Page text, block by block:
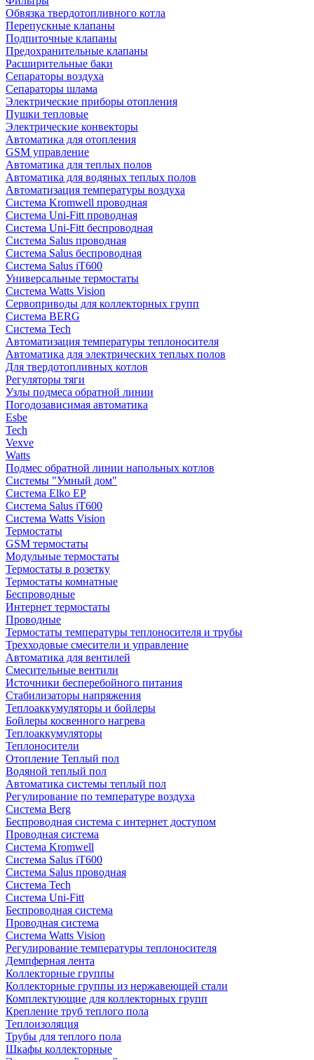
Обвязка твердотопливного котла
Перепускные клапаны
Подпиточные клапаны
Предохранительные клапаны
Расширительные баки
Сепараторы воздуха
Сепараторы шлама
Электрические приборы отопления
Пушки тепловые
Электрические конвекторы
Автоматика для отопления
GSM управление
Автоматика для теплых полов
Автоматика для водяных теплых полов
Автоматизация температуры воздуха
Система Kromwell проводная
Система Uni-Fitt проводная
Система Uni-Fitt беспроводная
Система Salus проводная
Система Salus беспроводная
Система Salus iT600
Универсальные термостаты
Система Watts Vision
Сервоприводы для коллекторных групп
Система BERG
Система Tech
Автоматизация температуры теплоносителя
Автоматика для электрических теплых полов
Для твердотопливных котлов
Регуляторы тяги
Узлы подмеса обратной линии
Погодозависимая автоматика
Esbe
Tech
Vexve
Watts
Подмес обратной линии напольных котлов
Системы "Умный дом"
Система Elko EP
Система Salus iT600
Система Watts Vision
Термостаты
GSM термостаты
Модульные термостаты
Термостаты в розетку
Термостаты комнатные
Беспроводные
Интернет термостаты
Проводные
Термостаты температуры теплоносителя и трубы
Трехходовые смесители и управление
Автоматика для вентилей
Смесительные вентили
Источники бесперебойного питания
Стабилизаторы напряжения
Теплоаккумуляторы и бойлеры
Бойлеры косвенного нагрева
Теплоаккумуляторы
Теплоносители
Отопление Теплый пол
Водяной теплый пол
Автоматика системы теплый пол
Регулирование по температуре воздуха
Система Berg
Беспроводная система с интернет доступом
Проводная система
Система Kromwell
Система Salus iT600
Система Salus проводная
Система Tech
Система Uni-Fitt
Беспроводная система
Проводная система
Система Watts Vision
Регулирование температуры теплоносителя
Демпферная лента
Коллекторные группы
Коллекторные группы из нержавеющей стали
Комплектующие для коллекторных групп
Крепление труб теплого пола
Теплоизоляция
Трубы для теплого пола
Шкафы коллекторные